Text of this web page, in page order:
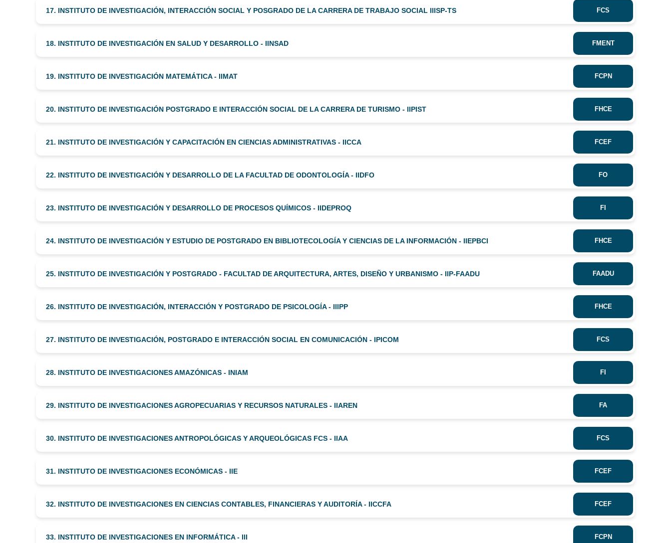
17. INSTITUTO DE INVESTIGACIÓN, INTERACCIÓN SOCIAL Y POSGRADO DE LA CARRERA DE TRABAJO SOCIAL IIISP-TS FCS
18. INSTITUTO DE INVESTIGACIÓN EN SALUD Y DESARROLLO - IINSAD FMENT
19. INSTITUTO DE INVESTIGACIÓN MATEMÁTICA - IIMAT FCPN
20. INSTITUTO DE INVESTIGACIÓN POSTGRADO E INTERACCIÓN SOCIAL DE LA CARRERA DE TURISMO - IIPIST FHCE
21. INSTITUTO DE INVESTIGACIÓN Y CAPACITACIÓN EN CIENCIAS ADMINISTRATIVAS - IICCA FCEF
22. INSTITUTO DE INVESTIGACIÓN Y DESARROLLO DE LA FACULTAD DE ODONTOLOGÍA - IIDFO FO
23. INSTITUTO DE INVESTIGACIÓN Y DESARROLLO DE PROCESOS QUÍMICOS - IIDEPROQ FI
24. INSTITUTO DE INVESTIGACIÓN Y ESTUDIO DE POSTGRADO EN BIBLIOTECOLOGÍA Y CIENCIAS DE LA INFORMACIÓN - IIEPBCI FHCE
25. INSTITUTO DE INVESTIGACIÓN Y POSTGRADO - FACULTAD DE ARQUITECTURA, ARTES, DISEÑO Y URBANISMO - IIP-FAADU FAADU
26. INSTITUTO DE INVESTIGACIÓN, INTERACCIÓN Y POSTGRADO DE PSICOLOGÍA - IIIPP FHCE
27. INSTITUTO DE INVESTIGACIÓN, POSTGRADO E INTERACCIÓN SOCIAL EN COMUNICACIÓN - IPICOM FCS
28. INSTITUTO DE INVESTIGACIONES AMAZÓNICAS - INIAM FI
29. INSTITUTO DE INVESTIGACIONES AGROPECUARIAS Y RECURSOS NATURALES - IIAREN FA
30. INSTITUTO DE INVESTIGACIONES ANTROPOLÓGICAS Y ARQUEOLÓGICAS FCS - IIAA FCS
31. INSTITUTO DE INVESTIGACIONES ECONÓMICAS - IIE FCEF
32. INSTITUTO DE INVESTIGACIONES EN CIENCIAS CONTABLES, FINANCIERAS Y AUDITORÍA - IICCFA FCEF
33. INSTITUTO DE INVESTIGACIONES EN INFORMÁTICA - III FCPN